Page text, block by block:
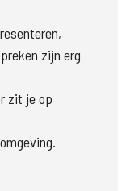
zijn erg
zit je op